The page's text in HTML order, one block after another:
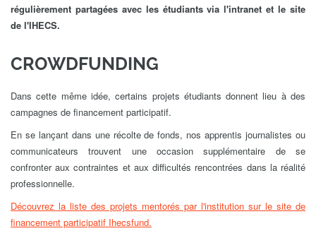
régulièrement partagées avec les étudiants via l'intranet et le site
de l'IHECS.
CROWDFUNDING
Dans cette même idée, certains projets étudiants donnent lieu à des
campagnes de financement participatif.
En se lançant dans une récolte de fonds, nos apprentis journalistes ou
communicateurs trouvent une occasion supplémentaire de se
confronter aux contraintes et aux difficultés rencontrées dans la réalité
professionnelle.
Découvrez la liste des projets mentorés par l'institution sur le site de
financement participatif Ihecsfund.